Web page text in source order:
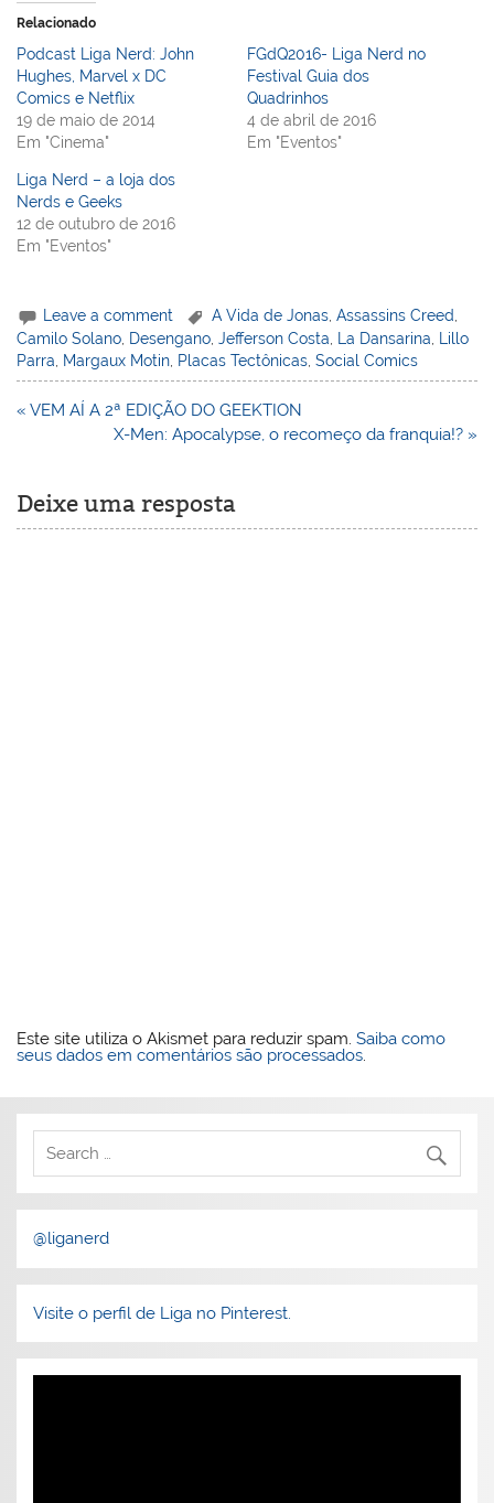
Relacionado
Podcast Liga Nerd: John
Hughes, Marvel x DC
Comics e Netflix
19 de maio de 2014
Em "Cinema"
FGdQ2016- Liga Nerd no
Festival Guia dos
Quadrinhos
4 de abril de 2016
Em "Eventos"
Liga Nerd – a loja dos
Nerds e Geeks
12 de outubro de 2016
Em "Eventos"
Leave a comment A Vida de Jonas ,Assassins Creed
Camilo Solano, Desengano,Jefferson Costa, La Dansarina, Lillo
Parra, Margaux Motin, Placas Tectônicas,Social Comics
Navegação
« VEM AÍ A 2ª EDIÇÃO DO GEEKTION
X-Men: Apocalypse, o recomeço da franquia!? »
Deixe uma resposta
Este site utiliza o Akismet para reduzir spam.Saiba como
seus dados em comentários são processados.
@liganerd
Visite o perfil de Liga no Pinterest.